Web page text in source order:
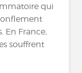
qui
En France,
souffrent